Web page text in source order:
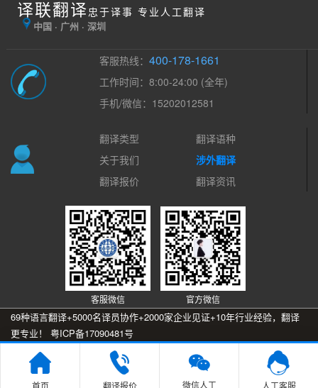
首页 翻译报价

微信人工 人工客服
译联翻译 忠于译事 专业人工翻译
中国 · 广州 · 深圳
客服热线：400-178-1661
工作时间：8:00-24:00 (全年)
手机/微信：15202012581
翻译类型
翻译语种
关于我们
涉外翻译
翻译报价
翻译资讯
客服微信 官方微信
69种语言翻译+5000名译员协作+2000家企业见证+10年行业经验，翻译
更专业！ 粤ICP备17090481号